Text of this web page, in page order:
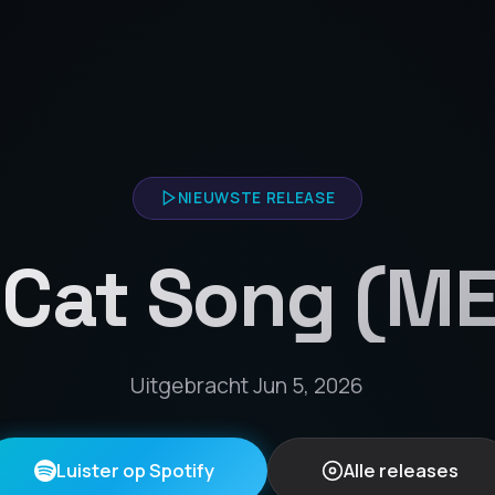
NIEUWSTE RELEASE
Song
Uitgebracht Jun 5, 2026
Luister op Spotify Alle releases